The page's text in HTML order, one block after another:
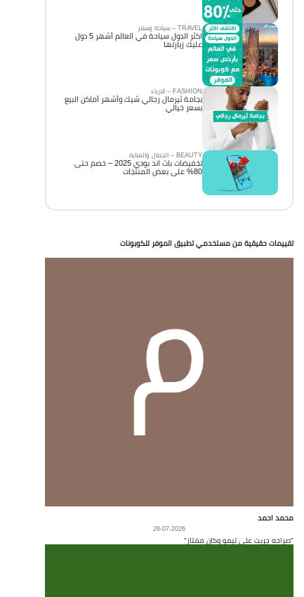
TRAVEL – سياحة وسفر
اكثر الدول سياحة في العالم أشهر 5 دول
عليك زيارتها
FASHION – الازياء
بجامة ثيرمال رجالي شيك وأشهر أماكن البيع
بسعر خيالي
BEAUTY – الجمال والعناية
تخفيضات باث اند بودي 2025 – خصم حتى
80% على بعض المنتجات
تقييمات حقيقية من مستخدمي تطبيق الموفر للكوبونات
محمد احمد
26-07-2026
"صراحه جربت على تيمو وكان ممتاز"